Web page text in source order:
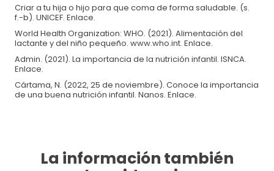
Criar a tu hija o hijo para que coma de forma saludable. (s.
f.-b). UNICEF. Enlace.
World Health Organization: WHO. (2021). Alimentación del
lactante y del niño pequeño. www.who.int. Enlace.
Admin. (2021). La importancia de la nutrición infantil. ISNCA.
Enlace.
Cártama, N. (2022, 25 de noviembre). Conoce la importancia
de una buena nutrición infantil. Nanos. Enlace.
La información también